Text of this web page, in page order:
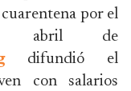
por el
abril de
difundió el
con salarios